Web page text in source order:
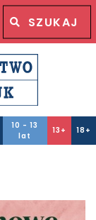
Wyszukiwana fraza
10 - 13
lat
13+ 18+